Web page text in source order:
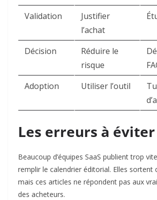
Validation
Justifier
l’achat
Décision
Réduire le
risque
Adoption
Utiliser l’outil
Les erreurs à éviter
Beaucoup d’équipes SaaS publient trop
remplir le calendrier éditorial. Elles sortent
mais ces articles ne répondent pas aux
des acheteurs.